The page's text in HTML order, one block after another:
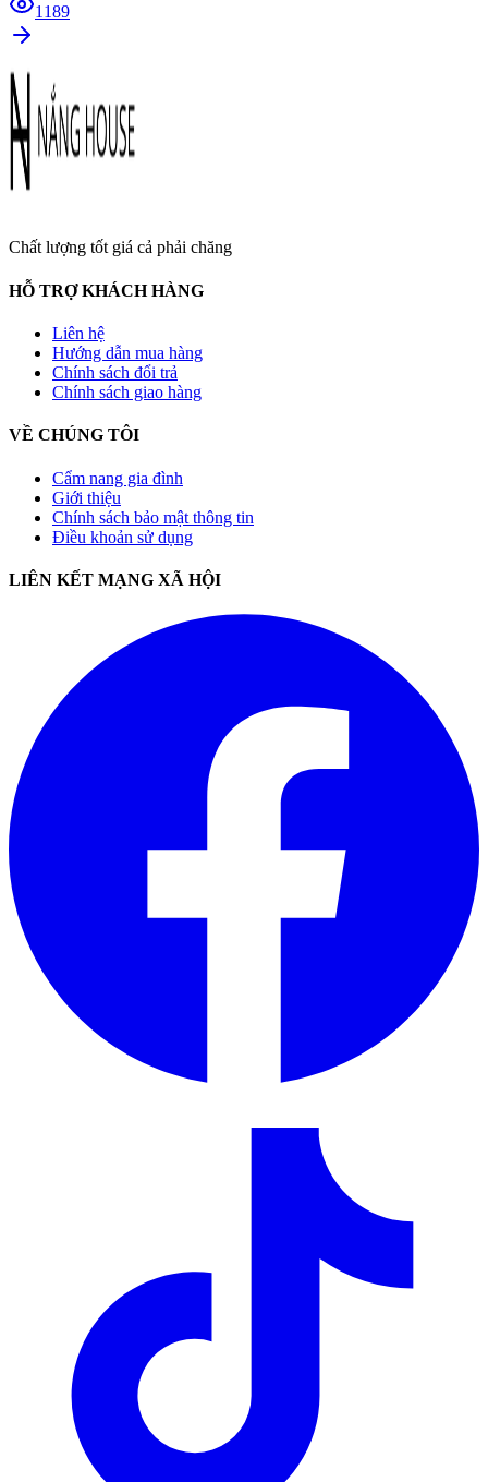
1189
Chất lượng tốt giá cả phải chăng
HỖ TRỢ KHÁCH HÀNG
Liên hệ
Hướng dẫn mua hàng
Chính sách đổi trả
Chính sách giao hàng
VỀ CHÚNG TÔI
Cẩm nang gia đình
Giới thiệu
Chính sách bảo mật thông tin
Điều khoản sử dụng
LIÊN KẾT MẠNG XÃ HỘI